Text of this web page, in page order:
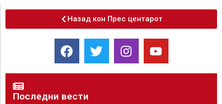
Назад кон Прес центарот
Последни вести